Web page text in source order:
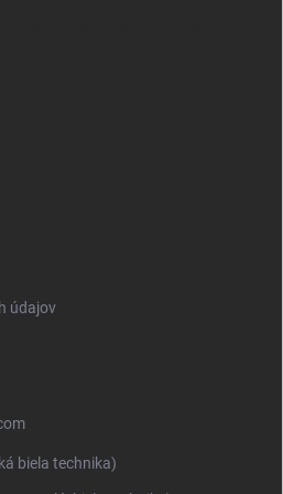
údajov
biela technika)